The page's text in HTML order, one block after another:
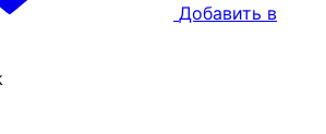
Добавить в